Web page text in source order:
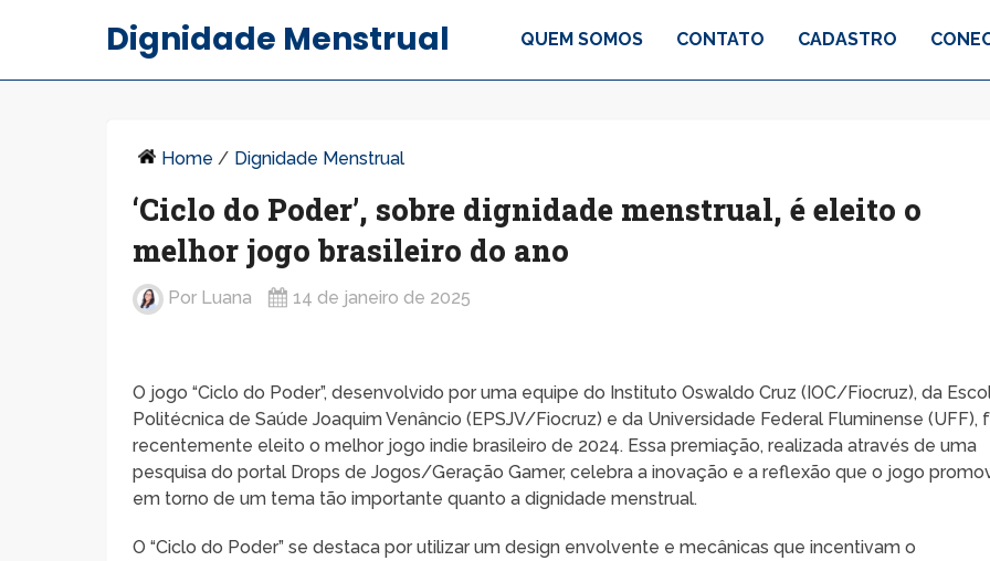
Dignidade Menstrual QUEM SOMOS CONTATO CADASTRO
Home / Dignidade Menstrual
‘Ciclo do Poder’, sobre dignidade menstrual, é eleito o
melhor jogo brasileiro do ano
Por Luana 14 de janeiro de 2025
O jogo “Ciclo do Poder”, desenvolvido por uma equipe do Instituto Oswaldo Cruz (IOC/Fiocruz), da
Politécnica de Saúde Joaquim Venâncio (EPSJV/Fiocruz) e da Universidade Federal Fluminense (UFF),
recentemente eleito o melhor jogo indie brasileiro de 2024. Essa premiação, realizada através de uma
pesquisa do portal Drops de Jogos/Geração Gamer, celebra a inovação e a reflexão que o jogo
em torno de um tema tão importante quanto a dignidade menstrual.
O “Ciclo do Poder” se destaca por utilizar um design envolvente e mecânicas que incentivam o